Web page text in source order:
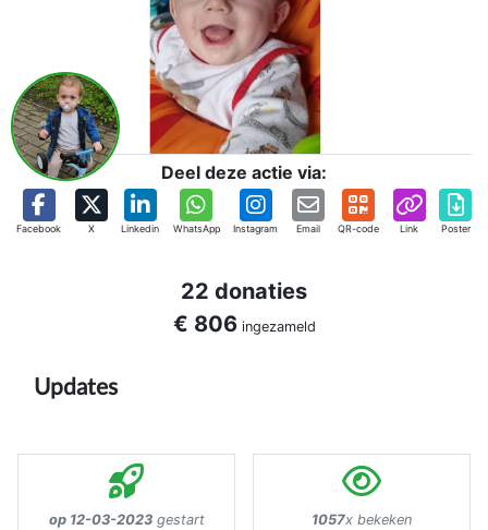
Deel deze actie via:
Facebook X Linkedin WhatsApp Instagram Email QR-code Link Poster
22 donaties
€ 806ingezameld
Updates
op 12-03-2023gestart 1057x bekeken